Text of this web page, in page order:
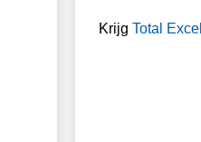
Krijg Total